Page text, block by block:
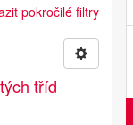
pokročilé filtry
tříd